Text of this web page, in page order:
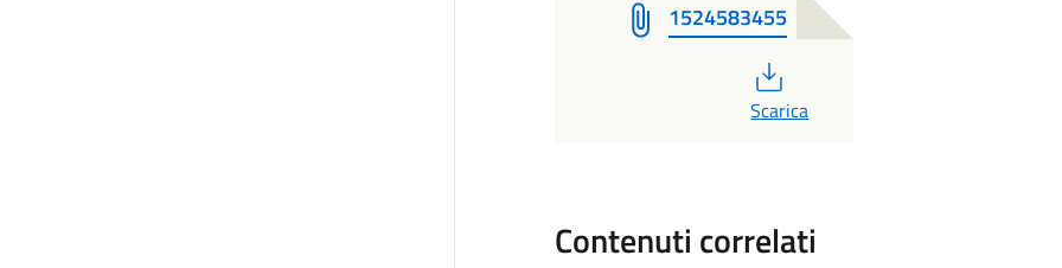
1524583455
PDF
Scarica
Contenuti correlati